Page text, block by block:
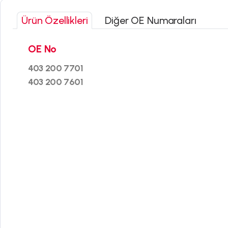
Ürün Özellikleri Diğer OE Numaraları
OE No
403 200 7701
403 200 7601